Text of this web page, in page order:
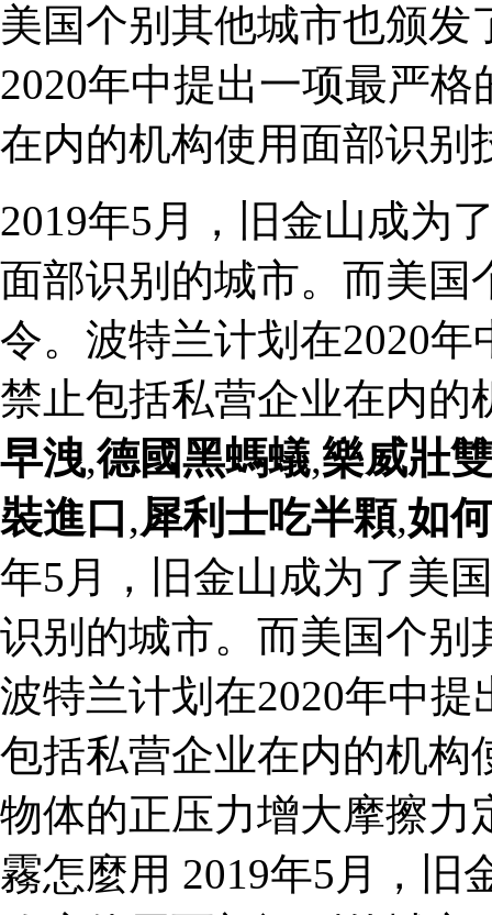
美国个别其他城市也颁
2020年中提出一项最严
在内的机构使用面部识别
2019年5月，旧金山成为
面部识别的城市。而美国
令。波特兰计划在2020
禁止包括私营企业在内
早洩,德國黑螞蟻,樂威壯
裝進口,犀利士吃半顆,如
年5月，旧金山成为了美
识别的城市。而美国个别
波特兰计划在2020年中
包括私营企业在内的机构
物体的正压力增大摩擦力
霧怎麼用 2019年5月，旧